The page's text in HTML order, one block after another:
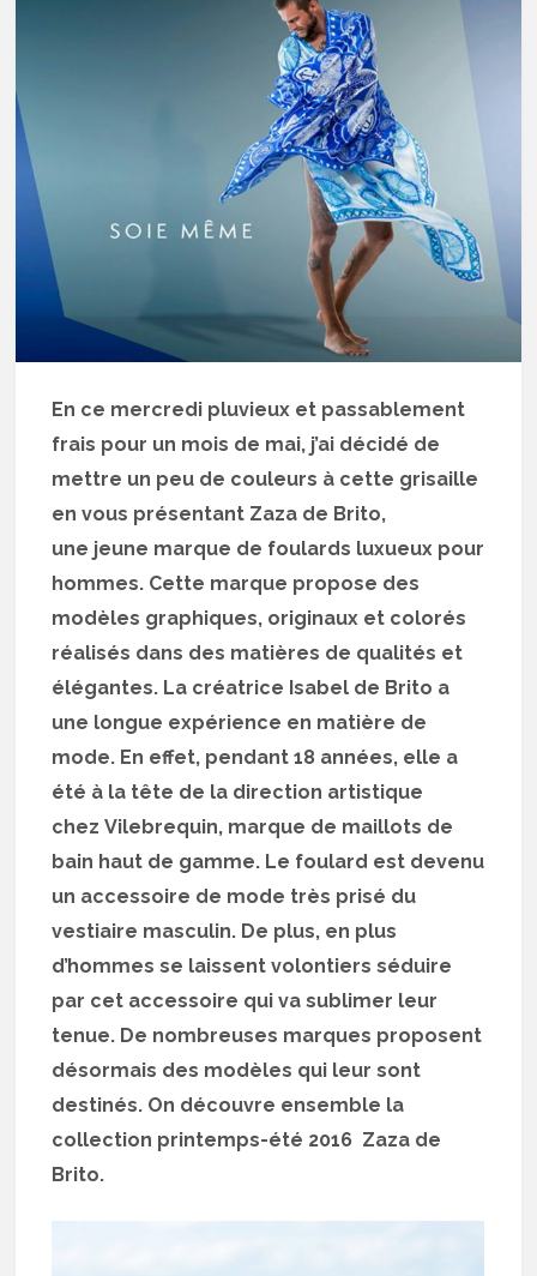
En ce mercredi pluvieux et passablement
frais pour un mois de mai, j’ai décidé de
mettre un peu de couleurs à cette grisaille
en vous présentant Zaza de Brito,
une jeune marque de foulards luxueux pour
hommes. Cette marque propose des
modèles graphiques, originaux et colorés
réalisés dans des matières de qualités et
élégantes. La créatrice Isabel de Brito a
une longue expérience en matière de
mode. En effet, pendant 18 années, elle a
été à la tête de la direction artistique
chez Vilebrequin, marque de maillots de
bain haut de gamme. Le foulard est devenu
un accessoire de mode très prisé du
vestiaire masculin. De plus, en plus
d’hommes se laissent volontiers séduire
par cet accessoire qui va sublimer leur
tenue. De nombreuses marques proposent
désormais des modèles qui leur sont
destinés. On découvre ensemble la
collection printemps-été 2016 Zaza de
Brito.